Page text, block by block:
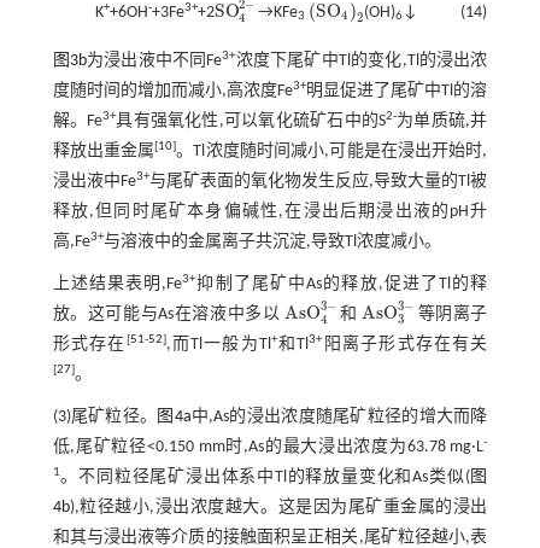
(14)
K++6OH-+3Fe3++2SO2−
4
SO42 →KFe3 (SO4 )2
(SO4)2 (OH)6↓
图3b为浸出液中不同Fe3+浓度下尾矿中Tl的变化,Tl的浸出浓
度随时间的增加而减小,高浓度Fe3+明显促进了尾矿中Tl的溶
解。Fe3+具有强氧化性,可以氧化硫矿石中的S2-为单质硫,并
释放出重金属[10]。Tl浓度随时间减小,可能是在浸出开始时,
浸出液中Fe3+与尾矿表面的氧化物发生反应,导致大量的Tl被
释放,但同时尾矿本身偏碱性,在浸出后期浸出液的pH升
高,Fe3+与溶液中的金属离子共沉淀,导致Tl浓度减小。
上述结果表明,Fe3+抑制了尾矿中As的释放,促进了Tl的释
放。这可能与As在溶液中多以 AsO3−
4
AsO43 和 AsO3−
3
AsO33
等阴离子
形式存在 [51-52],而Tl一般为Tl +和Tl3+阳离子形式存在有关
[27]。
(3)尾矿粒径。 图4a中,As的浸出浓度随尾矿粒径的增大而降
低,尾矿粒径<0.150 mm时,As的最大浸出浓度为63.78 mg·L-
1。不同粒径尾矿浸出体系中Tl的释放量变化和As类似( 图
4b),粒径越小,浸出浓度越大。这是因为尾矿重金属的浸出
和其与浸出液等介质的接触面积呈正相关,尾矿粒径越小,表